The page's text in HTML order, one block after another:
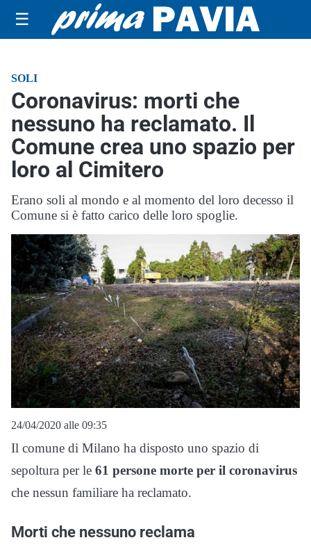
☰
SOLI
Coronavirus: morti che
nessuno ha reclamato. Il
Comune crea uno spazio per
loro al Cimitero
Erano soli al mondo e al momento del loro decesso il
Comune si è fatto carico delle loro spoglie.
24/04/2020 alle 09:35
Il comune di Milano ha disposto uno spazio di
sepoltura per le 61 persone morte per il coronavirus
che nessun familiare ha reclamato.
Morti che nessuno reclama